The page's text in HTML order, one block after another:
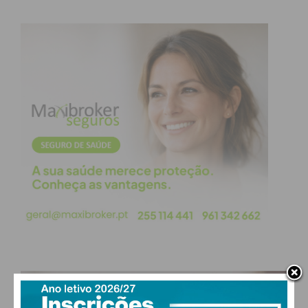
Segundo Luís Gomes, as festas do Corpo de Deus
em Paços de Ferreira cresceram muito desde 2017,
“altura em que houve vontade de a transformar na
festa da freguesia e se incrementou o lema da festa
de todos e para todos”. “E a cada ano foi crescendo
de forma sustentada e isso é uma grande
responsabilidade para nós porque queremos fazer
melhor”, referiu, acrescentando que o orçamento é
totalidade do valor necessário. “Por isso estivemos
referiu.
PAÇOS DE FERREIRA